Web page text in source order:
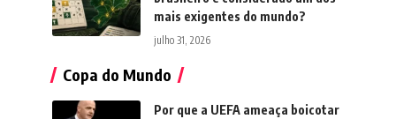
mais exigentes do mundo?
julho 31, 2026
Copa do Mundo
Por que a UEFA ameaça boicotar